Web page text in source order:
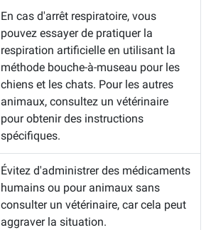
En cas d'arrêt respiratoire, vous
pouvez essayer de pratiquer la
respiration artificielle en utilisant la
méthode bouche-à-museau pour les
chiens et les chats. Pour les autres
animaux, consultez un vétérinaire
pour obtenir des instructions
spécifiques.
Évitez d'administrer des médicaments
humains ou pour animaux sans
consulter un vétérinaire, car cela peut
aggraver la situation.